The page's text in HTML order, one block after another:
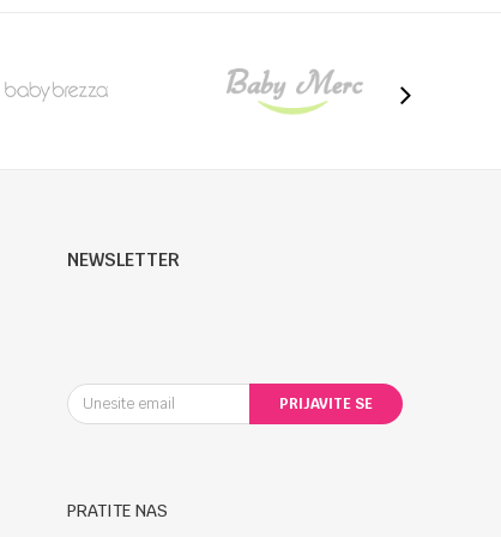
NEWSLETTER
PRIJAVITE SE
PRATITE NAS